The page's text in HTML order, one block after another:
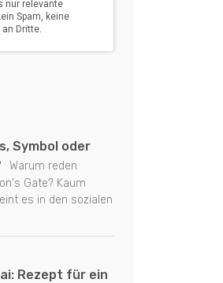
Symbol oder
Warum reden
Gate? Kaum
es in den sozialen
Rezept für ein